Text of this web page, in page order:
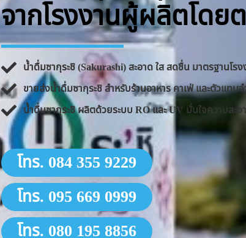
จากโรงงานผู้ผลิตโดย
น้ำดื่มซากุระชิ (Sakurashi) สะอาด ใส สดชื่น มาตรฐานโรง
ขายส่งน้ำดื่มซากุระชิ สำหรับร้านอาหาร คาเฟ่ และตัวแทนจ
น้ำดื่มซากุระชิ ผลิตด้วยระบบ RO และ UV มั่นใจความสะ
โทร. 084 355 9229
โทร. 095 669 0999
โทร. 080 195 8856